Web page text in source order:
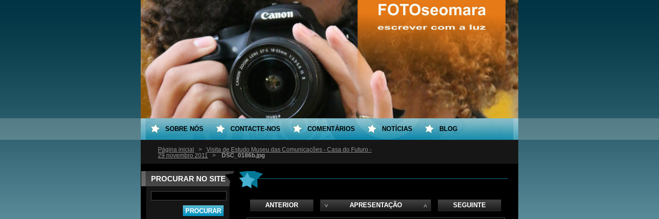
Página inicial >
Visita de Estudo Museu das Comunicações - Casa do Futuro -
29 novembro 2011
> DSC_0186b.jpg
PROCURAR NO SITE
ANTERIOR APRESENTAÇÃO SEGUINTE
SOBRE NÓS CONTACTE-NOS COMENTÁRIOS NOTÍCIAS BLOG